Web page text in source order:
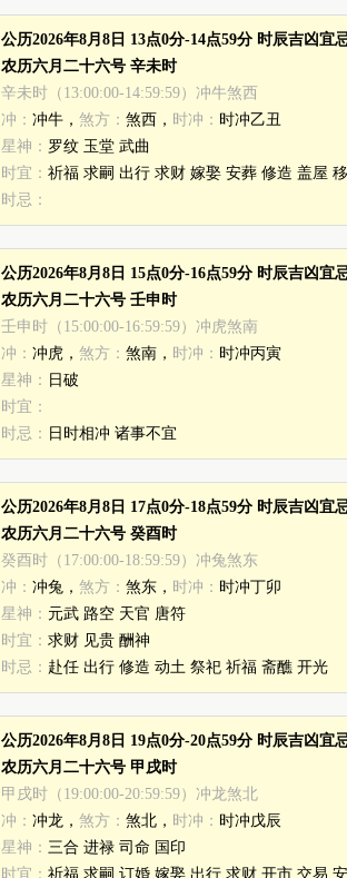
公历2026年8月8日 13点0分-14点59分 时辰吉凶宜
农历六月二十六号 辛未时
辛未时（13:00:00-14:59:59）冲牛煞西
冲： 冲牛， 煞方： 煞西， 时冲： 时冲乙丑
星神： 罗纹 玉堂 武曲
时宜： 祈福 求嗣 出行 求财 嫁娶 安葬 修造 盖屋
时忌：
公历2026年8月8日 15点0分-16点59分 时辰吉凶宜
农历六月二十六号 壬申时
壬申时（15:00:00-16:59:59）冲虎煞南
冲： 冲虎， 煞方： 煞南， 时冲： 时冲丙寅
星神： 日破
时宜：
时忌： 日时相冲 诸事不宜
公历2026年8月8日 17点0分-18点59分 时辰吉凶宜
农历六月二十六号 癸酉时
癸酉时（17:00:00-18:59:59）冲兔煞东
冲： 冲兔， 煞方： 煞东， 时冲： 时冲丁卯
星神： 元武 路空 天官 唐符
时宜： 求财 见贵 酬神
时忌： 赴任 出行 修造 动土 祭祀 祈福 斋醮 开光
公历2026年8月8日 19点0分-20点59分 时辰吉凶宜
农历六月二十六号 甲戌时
甲戌时（19:00:00-20:59:59）冲龙煞北
冲： 冲龙， 煞方： 煞北， 时冲： 时冲戊辰
星神： 三合 进禄 司命 国印
时宜： 祈福 求嗣 订婚 嫁娶 出行 求财 开市 交易